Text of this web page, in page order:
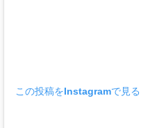
この投稿をInstagramで見る